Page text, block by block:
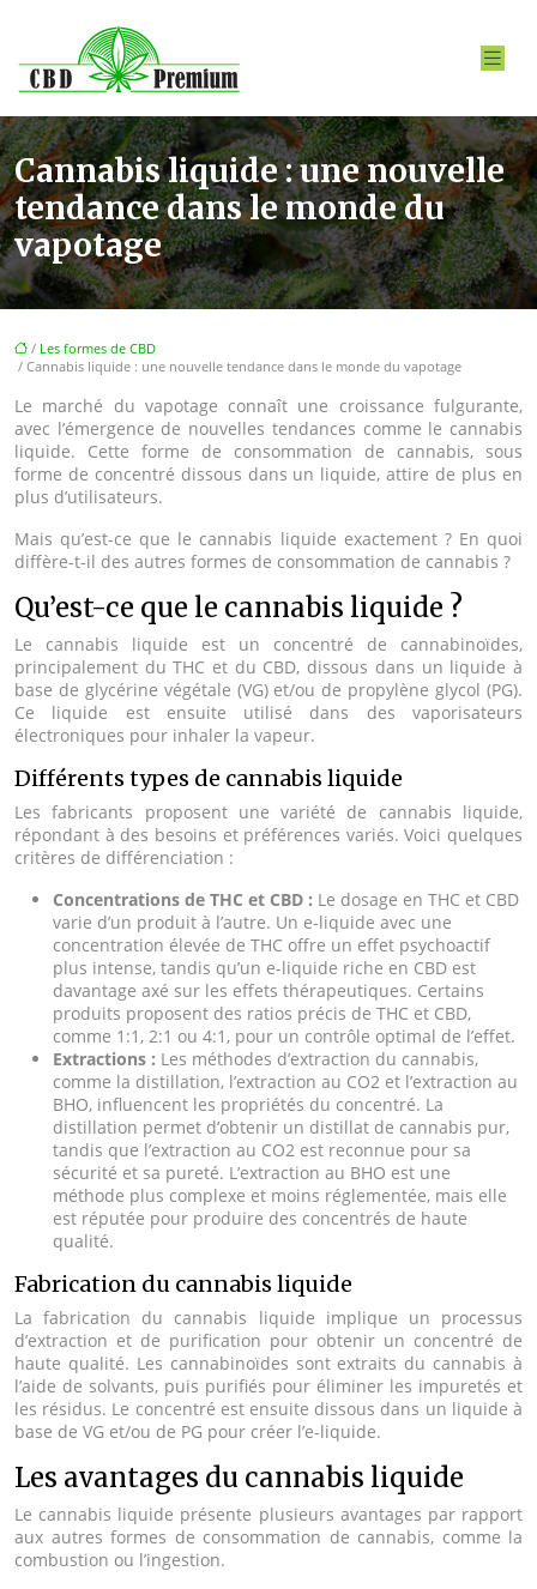
Cannabis liquide : une nouvelle
tendance dans le monde du
vapotage
/ Les formes de CBD
/ Cannabis liquide : une nouvelle tendance dans le monde du vapotage
Le marché du vapotage connaît une croissance fulgurante,
avec l’émergence de nouvelles tendances comme le cannabis
liquide. Cette forme de consommation de cannabis, sous
forme de concentré dissous dans un liquide, attire de plus en
plus d’utilisateurs.
Mais qu’est-ce que le cannabis liquide exactement ? En quoi
diffère-t-il des autres formes de consommation de cannabis ?
Qu’est-ce que le cannabis liquide ?
Le cannabis liquide est un concentré de cannabinoïdes,
principalement du THC et du CBD, dissous dans un liquide à
base de glycérine végétale (VG) et/ou de propylène glycol (PG).
Ce liquide est ensuite utilisé dans des vaporisateurs
électroniques pour inhaler la vapeur.
Différents types de cannabis liquide
Les fabricants proposent une variété de cannabis liquide,
répondant à des besoins et préférences variés. Voici quelques
critères de différenciation :
Concentrations de THC et CBD : Le dosage en THC et CBD
varie d’un produit à l’autre. Un e-liquide avec une
concentration élevée de THC offre un effet psychoactif
plus intense, tandis qu’un e-liquide riche en CBD est
davantage axé sur les effets thérapeutiques. Certains
produits proposent des ratios précis de THC et CBD,
comme 1:1, 2:1 ou 4:1, pour un contrôle optimal de l’effet.
Extractions : Les méthodes d’extraction du cannabis,
comme la distillation, l’extraction au CO2 et l’extraction au
BHO, influencent les propriétés du concentré. La
distillation permet d’obtenir un distillat de cannabis pur,
tandis que l’extraction au CO2 est reconnue pour sa
sécurité et sa pureté. L’extraction au BHO est une
méthode plus complexe et moins réglementée, mais elle
est réputée pour produire des concentrés de haute
qualité.
Fabrication du cannabis liquide
La fabrication du cannabis liquide implique un processus
d’extraction et de purification pour obtenir un concentré de
haute qualité. Les cannabinoïdes sont extraits du cannabis à
l’aide de solvants, puis purifiés pour éliminer les impuretés et
les résidus. Le concentré est ensuite dissous dans un liquide à
base de VG et/ou de PG pour créer l’e-liquide.
Les avantages du cannabis liquide
Le cannabis liquide présente plusieurs avantages par rapport
aux autres formes de consommation de cannabis, comme la
combustion ou l’ingestion.